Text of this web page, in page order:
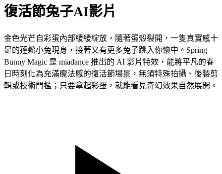
復活節兔子AI影片
金色光芒自彩蛋內部緩緩綻放，隨著蛋殼裂開，一隻真實感十
足的蓬鬆小兔現身，接著又有更多兔子跳入你懷中。Spring
Bunny Magic 是 miadance 推出的 AI 影片特效，能將平凡的春
日時刻化為充滿魔法感的復活節場景，無須特殊拍攝、後製剪
輯或技術門檻；只要拿起彩蛋，就能看見奇幻效果自然展開。